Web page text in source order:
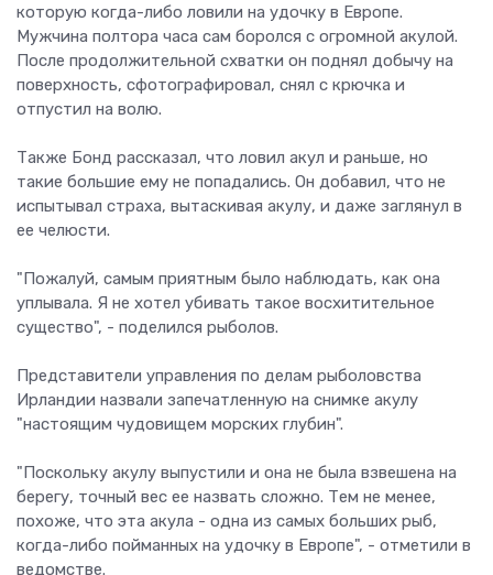
которую когда-либо ловили на удочку в Европе.
Мужчина полтора часа сам боролся с огромной акулой.
После продолжительной схватки он поднял добычу на
поверхность, сфотографировал, снял с крючка и
отпустил на волю.
Также Бонд рассказал, что ловил акул и раньше, но
такие большие ему не попадались. Он добавил, что не
испытывал страха, вытаскивая акулу, и даже заглянул в
ее челюсти.
"Пожалуй, самым приятным было наблюдать, как она
уплывала. Я не хотел убивать такое восхитительное
существо", - поделился рыболов.
Представители управления по делам рыболовства
Ирландии назвали запечатленную на снимке акулу
"настоящим чудовищем морских глубин".
"Поскольку акулу выпустили и она не была взвешена на
берегу, точный вес ее назвать сложно. Тем не менее,
похоже, что эта акула - одна из самых больших рыб,
когда-либо пойманных на удочку в Европе", - отметили в
ведомстве.